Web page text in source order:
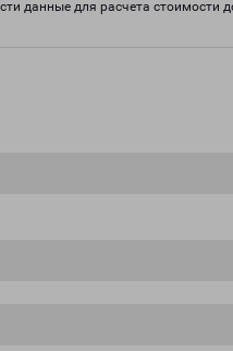
данные для расчета стоимости